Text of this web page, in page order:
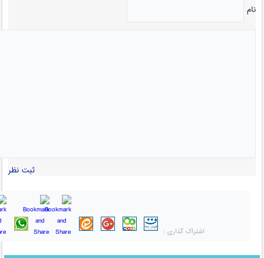
نام
ثبت نظر
اشتراک گذاری :